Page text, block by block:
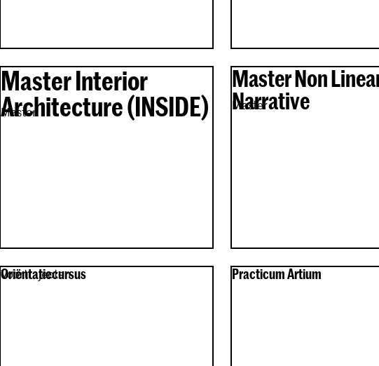
Master Interior
Architecture (INSIDE)
Master
Master Non
Narrative
Master
Oriëntatiecursus
Voortrajecten Practicum Artium